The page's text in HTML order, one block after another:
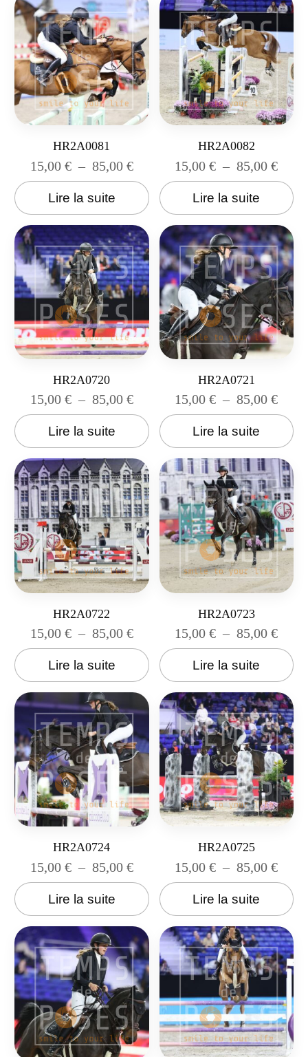
HR2A0081
15,00 € – 85,00 €
Lire la suite
HR2A0082
15,00€ – 85,00€
Lire la suite
HR2A0720
15,00 € – 85,00 €
Lire la suite
HR2A0721
15,00€ – 85,00€
Lire la suite
HR2A0722
15,00 € – 85,00 €
Lire la suite
HR2A0723
15,00€ – 85,00€
Lire la suite
HR2A0724
15,00 € – 85,00 €
Lire la suite
HR2A0725
15,00€ – 85,00€
Lire la suite